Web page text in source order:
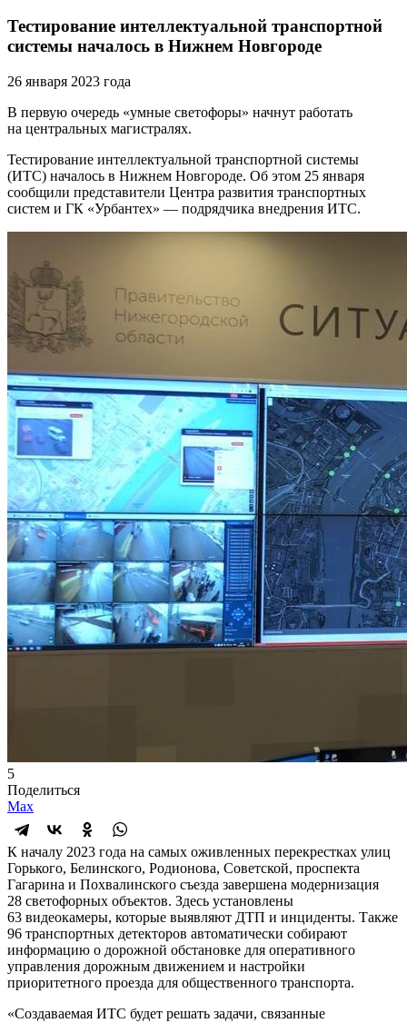
Тестирование интеллектуальной транспортной
системы началось в Нижнем Новгороде
26 января 2023 года
В первую очередь «умные светофоры» начнут работать
на центральных магистралях.
Тестирование интеллектуальной транспортной системы
(ИТС) началось в Нижнем Новгороде. Об этом 25 января
сообщили представители Центра развития транспортных
систем и ГК «Урбантех» — подрядчика внедрения ИТС.
5
Поделиться
Max
К началу 2023 года на самых оживленных перекрестках улиц
Горького, Белинского, Родионова, Советской, проспекта
Гагарина и Похвалинского съезда завершена модернизация
28 светофорных объектов. Здесь установлены
63 видеокамеры, которые выявляют ДТП и инциденты. Также
96 транспортных детекторов автоматически собирают
информацию о дорожной обстановке для оперативного
управления дорожным движением и настройки
приоритетного проезда для общественного транспорта.
«Создаваемая ИТС будет решать задачи, связанные